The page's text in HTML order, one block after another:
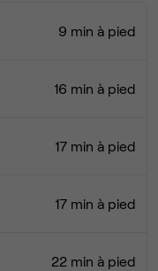
9 min à pied
16 min à pied
17 min à pied
17 min à pied
22 min à pied